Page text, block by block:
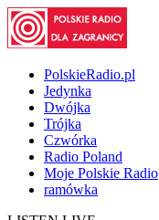
PolskieRadio.pl
Jedynka
Dwójka
Trójka
Czwórka
Radio Poland
Moje Polskie Radio
ramówka